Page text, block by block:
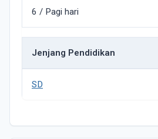
6 / Pagi hari
Jenjang Pendidikan
SD